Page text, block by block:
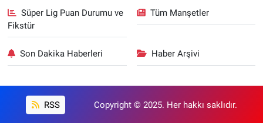
Süper Lig Puan Durumu ve
Fikstür
Tüm Manşetler
Son Dakika Haberleri Haber Arşivi
RSS Copyright © 2025. Her hakkı saklıdır.